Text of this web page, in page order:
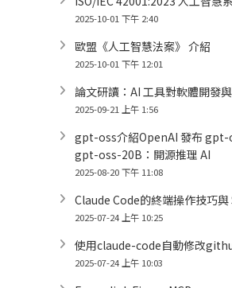
2025-10-01 下午 2:40
歐盟《人工智慧法案》 介紹
2025-10-01 下午 12:01
論文研讀：AI 工具對軟體開發
2025-09-21 上午 1:56
gpt-oss介紹OpenAI 發布 gpt-
gpt-oss-20B：開源推理 AI
2025-08-20 下午 11:08
Claude Code的終端操作技巧與
2025-07-24 上午 10:25
使用claude-code自動修改
2025-07-24 上午 10:03